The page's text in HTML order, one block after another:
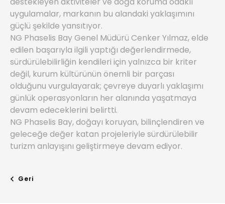
uygulamalar, markanın bu alandaki yaklaşımını
güçlü şekilde yansıtıyor.
NG Phaselis Bay Genel Müdürü Cenker Yılmaz, elde
edilen başarıyla ilgili yaptığı değerlendirmede,
sürdürülebilirliğin kendileri için yalnızca bir kriter
değil, kurum kültürünün önemli bir parçası
olduğunu vurgulayarak; çevreye duyarlı yaklaşımı
günlük operasyonların her alanında yaşatmaya
devam edeceklerini belirtti.
NG Phaselis Bay, doğayı koruyan, bilinçlendiren ve
geleceğe değer katan projeleriyle sürdürülebilir
turizm anlayışını geliştirmeye devam ediyor.
Geri